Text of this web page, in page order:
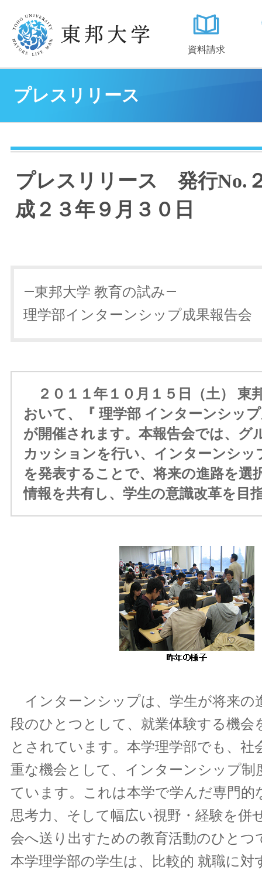
資料請求
プレスリリース
プレスリリース 発行No.
成２３年９月３０日
—東邦大学 教育の試み—
理学部インターンシップ成果報告会
２０１１年１０月１５日（土） 東
おいて、『 理学部 インターンシッ
が開催されます。本報告会では、グ
カッションを行い、インターンシッ
を発表することで、将来の進路を選
情報を共有し、学生の意識改革を目
インターンシップは、学生が将来の
段のひとつとして、就業体験する機会
とされています。本学理学部でも、社
重な機会として、インターンシップ制
ています。これは本学で学んだ専門的
思考力、そして幅広い視野・経験を併
会へ送り出すための教育活動のひとつ
本学理学部の学生は、比較的 就職に対